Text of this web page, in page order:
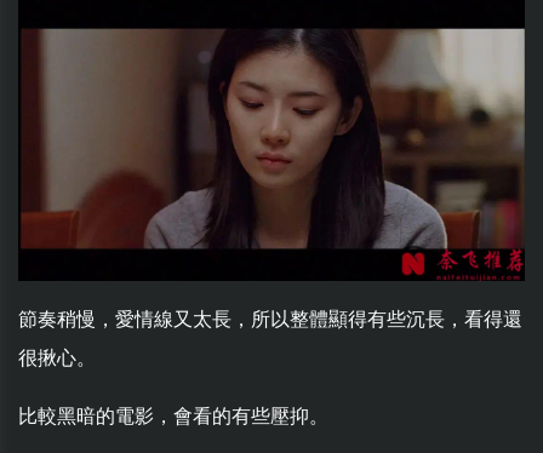
節奏稍慢，愛情線又太長，所以整體顯得有些沉長，看得還
很揪心。
比較黑暗的電影，會看的有些壓抑。